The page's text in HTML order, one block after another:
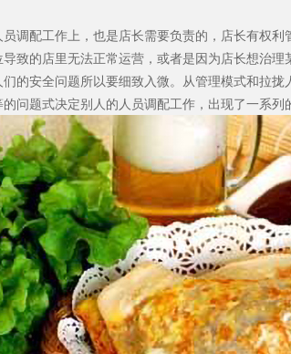
调配工作上，也是店长需要负责的，店长有权
致的店里无法正常运营，或者是因为店长想治
的安全问题所以要细致入微。从管理模式和拉
问题式决定别人的人员调配工作，出现了一系列